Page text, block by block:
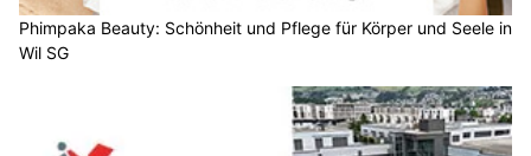
Phimpaka Beauty: Schönheit und Pflege für Körper und Seele in
Wil SG